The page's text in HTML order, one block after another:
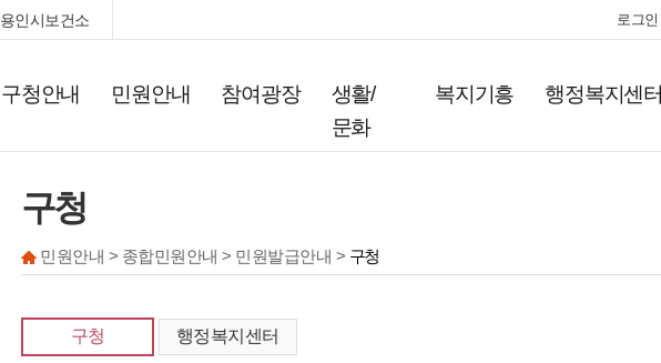
용인시보건소 로그인
구청안내 민원안내 참여광장
생활/
문화
복지기흥 행정복지센터
구청
민원안내 > 종합민원안내 > 민원발급안내 > 구청
구청 행정복지센터